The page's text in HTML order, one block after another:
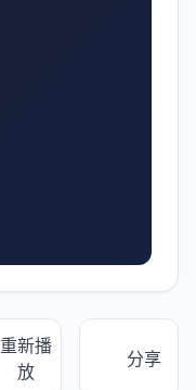
重新播
放
分享